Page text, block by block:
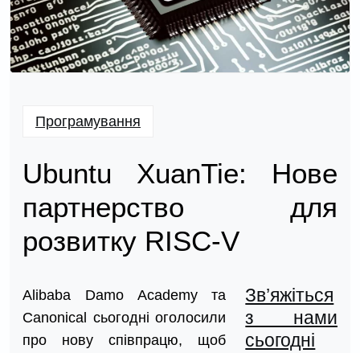
Програмування
Ubuntu XuanTie: Нове
партнерство для
розвитку RISC-V
Alibaba Damo Academy та
Canonical сьогодні оголосили
про нову співпрацю, щоб
Зв’яжіться
з нами
сьогодні